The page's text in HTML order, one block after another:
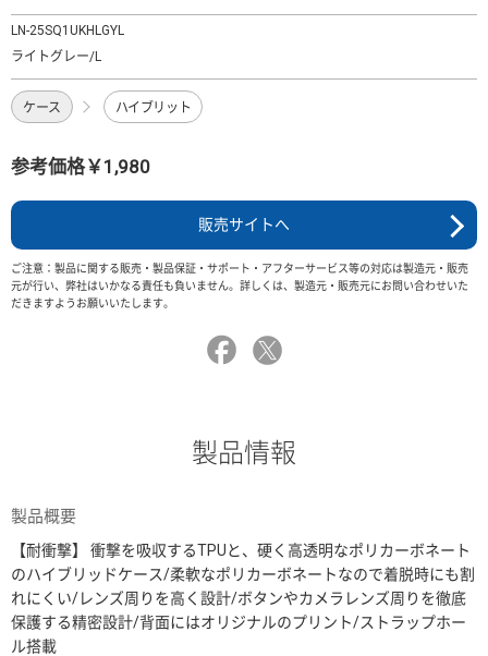
LN-25SQ1UKHLGYL
ライトグレー/L
ケース ハイブリット
参考価格￥1,980
販売サイトへ
ご注意：製品に関する販売・製品保証・サポート・アフターサービス等の対応は製造元・販売
元が行い、弊社はいかなる責任も負いません。詳しくは、製造元・販売元にお問い合わせいた
だきますようお願いいたします。
製品情報
製品概要
【耐衝撃】 衝撃を吸収するTPUと、硬く高透明なポリカーボネート
のハイブリッドケース/柔軟なポリカーボネートなので着脱時にも割
れにくい/レンズ周りを高く設計/ボタンやカメラレンズ周りを徹底
保護する精密設計/背面にはオリジナルのプリント/ストラップホー
ル搭載